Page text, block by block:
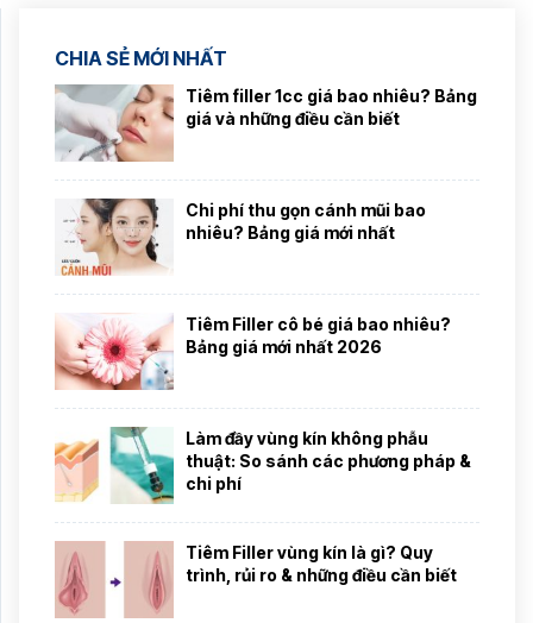
CHIA SẺ MỚI NHẤT
Tiêm filler 1cc giá bao nhiêu? Bảng
giá và những điều cần biết
Chi phí thu gọn cánh mũi bao
nhiêu? Bảng giá mới nhất
Tiêm Filler cô bé giá bao nhiêu?
Bảng giá mới nhất 2026
Làm đầy vùng kín không phẫu
thuật: So sánh các phương pháp &
chi phí
Tiêm Filler vùng kín là gì? Quy
trình, rủi ro & những điều cần biết